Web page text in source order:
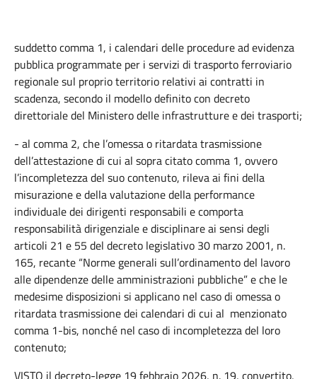
suddetto comma 1, i calendari delle procedure ad evidenza
pubblica programmate per i servizi di trasporto ferroviario
regionale sul proprio territorio relativi ai contratti in
scadenza, secondo il modello definito con decreto
direttoriale del Ministero delle infrastrutture e dei trasporti;
- al comma 2, che l’omessa o ritardata trasmissione
dell’attestazione di cui al sopra citato comma 1, ovvero
l’incompletezza del suo contenuto, rileva ai fini della
misurazione e della valutazione della performance
individuale dei dirigenti responsabili e comporta
responsabilità dirigenziale e disciplinare ai sensi degli
articoli 21 e 55 del decreto legislativo 30 marzo 2001, n.
165, recante “Norme generali sull’ordinamento del lavoro
alle dipendenze delle amministrazioni pubbliche” e che le
medesime disposizioni si applicano nel caso di omessa o
ritardata trasmissione dei calendari di cui al menzionato
comma 1-bis, nonché nel caso di incompletezza del loro
contenuto;
VISTO il decreto-legge 19 febbraio 2026, n. 19, convertito,